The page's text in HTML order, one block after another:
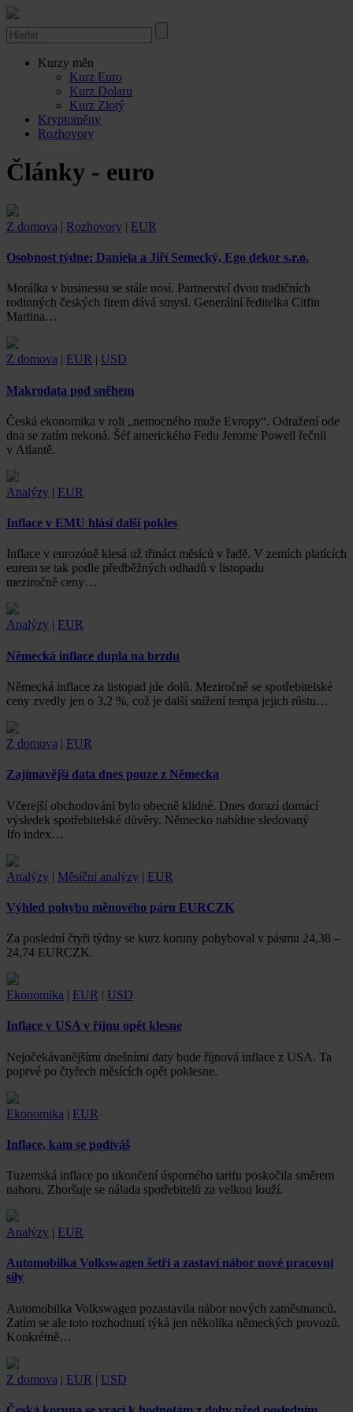
Kurzy měn
Kurz Euro
Kurz Dolaru
Kurz Zlotý
Kryptoměny
Rozhovory
Články - euro
Z domova | Rozhovory | EUR
Osobnost týdne: Daniela a Jiří Semecký, Ego dekor s.r.o.
Morálka v businessu se stále nosí. Partnerství dvou tradičních
rodinných českých firem dává smysl. Generální ředitelka Citfin
Martina…
Z domova | EUR | USD
Makrodata pod sněhem
Česká ekonomika v roli „nemocného muže Evropy“. Odražení ode
dna se zatím nekoná. Šéf amerického Fedu Jerome Powell řečnil
v Atlantě.
Analýzy | EUR
Inflace v EMU hlásí další pokles
Inflace v eurozóně klesá už třináct měsíců v řadě. V zemích platících
eurem se tak podle předběžných odhadů v listopadu
meziročně ceny…
Analýzy EUR
Německá inflace dupla na brzdu
Německá inflace za listopad jde dolů. Meziročně se spotřebitelské
ceny zvedly jen o 3,2 %, což je další snížení tempa jejich růstu…
Z domova | EUR
Zajímavější data dnes pouze z Německa
Včerejší obchodování bylo obecně klidné. Dnes dorazí domácí
výsledek spotřebitelské důvěry. Německo nabídne sledovaný
Ifo index…
Analýzy | Měsíční analýzy | EUR
Výhled pohybu měnového páru EURCZK
Za poslední čtyři týdny se kurz koruny pohyboval v pásmu 24,38 –
24,74 EURCZK.
Ekonomika | EUR | USD
Inflace v USA v říjnu opět klesne
Nejočekávanějšími dnešními daty bude říjnová inflace z USA. Ta
poprvé po čtyřech měsících opět poklesne.
Ekonomika | EUR
Inflace, kam se podíváš
Tuzemská inflace po ukončení úsporného tarifu poskočila směrem
nahoru. Zhoršuje se nálada spotřebitelů za velkou louží.
Analýzy | EUR
Automobilka Volkswagen šetří a zastaví nábor nové pracovní
síly
Automobilka Volkswagen pozastavila nábor nových zaměstnanců.
Zatím se ale toto rozhodnutí týká jen několika německých provozů.
Konkrétně…
Z domova | EUR | USD